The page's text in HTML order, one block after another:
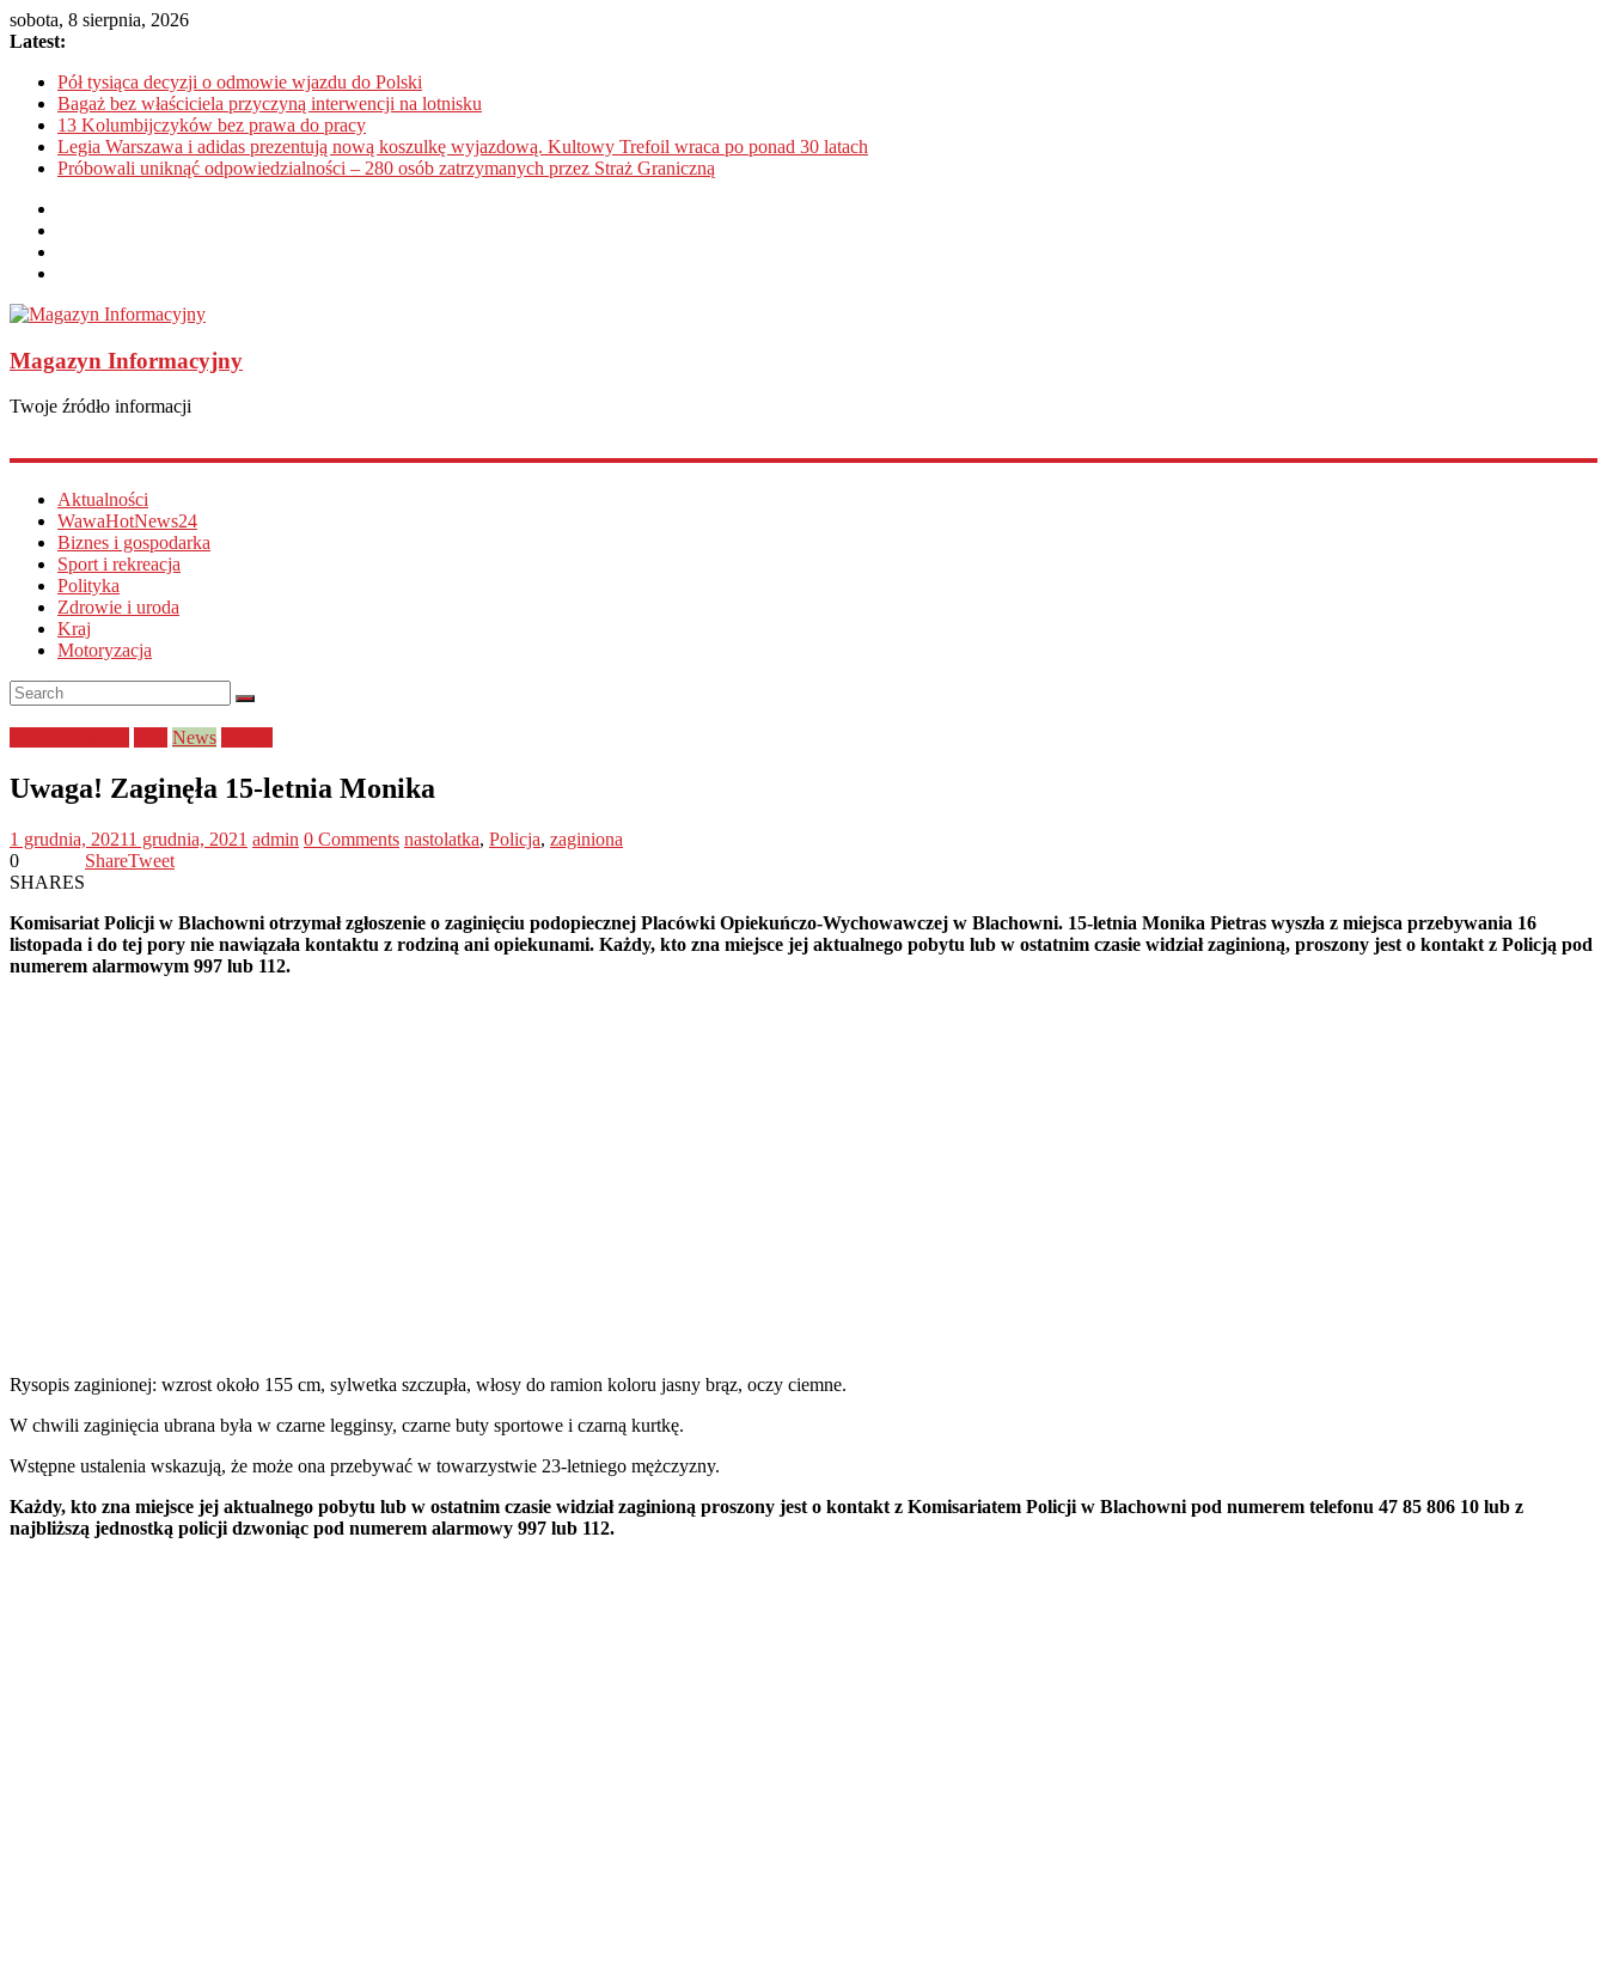
sobota, 8 sierpnia, 2026
Latest:
Pół tysiąca decyzji o odmowie wjazdu do Polski
Bagaż bez właściciela przyczyną interwencji na lotnisku
13 Kolumbijczyków bez prawa do pracy
Legia Warszawa i adidas prezentują nową koszulkę wyjazdową. Kultowy Trefoil wraca po ponad 30 latach
Próbowali uniknąć odpowiedzialności – 280 osób zatrzymanych przez Straż Graniczną
Magazyn Informacyjny
Twoje źródło informacji
Aktualności
WawaHotNews24
Biznes i gospodarka
Sport i rekreacja
Polityka
Zdrowie i uroda
Kraj
Motoryzacja
News
Uwaga! Zaginęła 15-letnia Monika
1 grudnia, 20211 grudnia, 2021 admin 0 Comments nastolatka, Policja, zaginiona
0
SHARES
ShareTweet
Komisariat Policji w Blachowni otrzymał zgłoszenie o zaginięciu podopiecznej Placówki Opiekuńczo-Wychowawczej w Blachowni. 15-letnia Monika Pietras wyszła z miejsca przebywania 16
listopada i do tej pory nie nawiązała kontaktu z rodziną ani opiekunami. Każdy, kto zna miejsce jej aktualnego pobytu lub w ostatnim czasie widział zaginioną, proszony jest o kontakt z Policją pod
numerem alarmowym 997 lub 112.
Rysopis zaginionej: wzrost około 155 cm, sylwetka szczupła, włosy do ramion koloru jasny brąz, oczy ciemne.
W chwili zaginięcia ubrana była w czarne legginsy, czarne buty sportowe i czarną kurtkę.
Wstępne ustalenia wskazują, że może ona przebywać w towarzystwie 23-letniego mężczyzny.
Każdy, kto zna miejsce jej aktualnego pobytu lub w ostatnim czasie widział zaginioną proszony jest o kontakt z Komisariatem Policji w Blachowni pod numerem telefonu 47 85 806 10 lub z
najbliższą jednostką policji dzwoniąc pod numerem alarmowy 997 lub 112.